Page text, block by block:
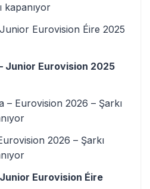
kapanıyor
Eurovision Éire 2025
Junior Eurovision 2025
– Eurovision 2026 – Şarkı
2026 – Şarkı
Eurovision Éire